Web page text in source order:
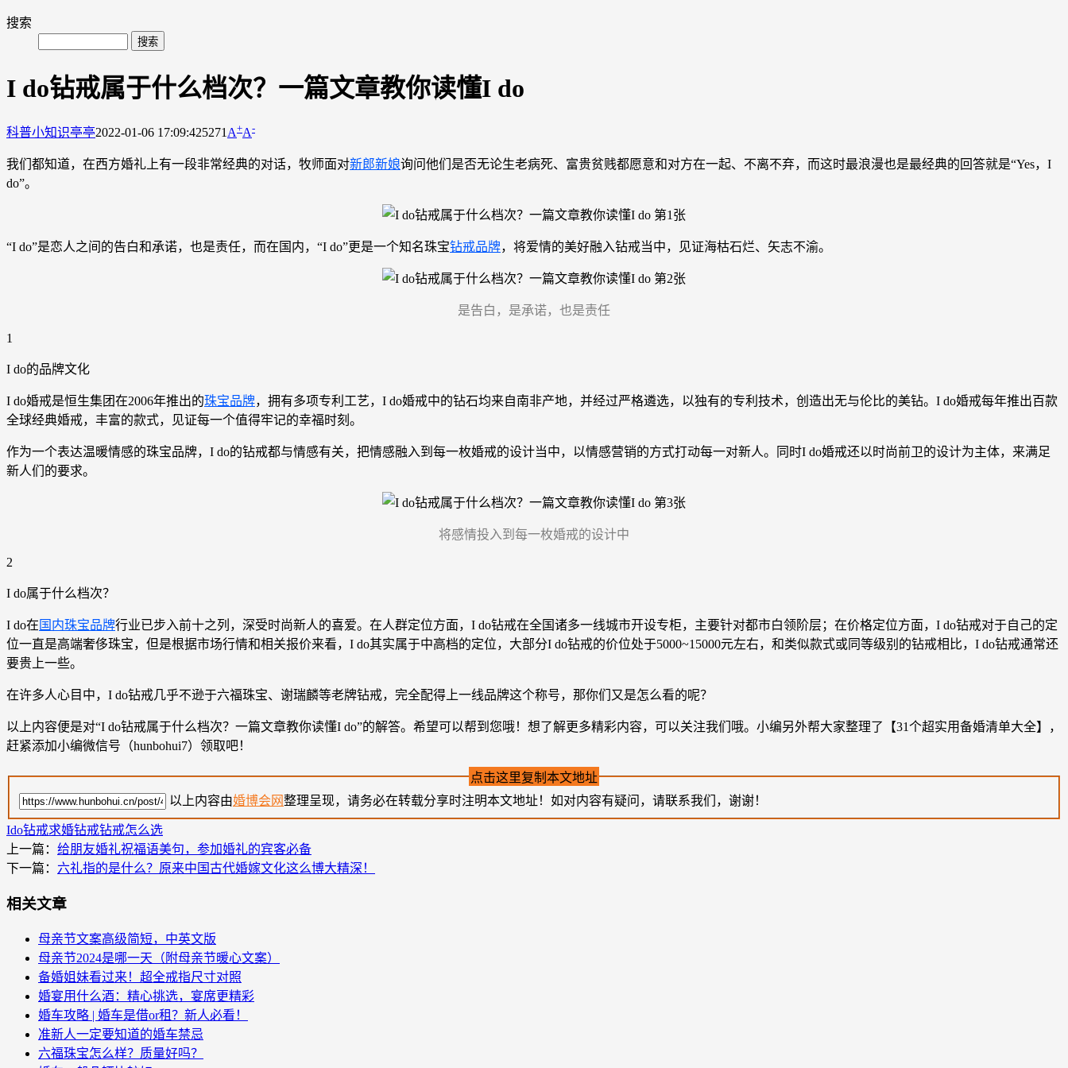
搜索
I do钻戒属于什么档次？一篇文章教你读懂I do
科普小知识亭亭2022-01-06 17:09:425271 A+A-
我们都知道，在西方婚礼上有一段非常经典的对话，牧师面对新郎新娘询问他们是否无论生老病死、富贵贫贱都愿意和对方在一起、不离不弃，而这时最浪漫也是最经典的回答就是“Yes，I
do”。
“I do”是恋人之间的告白和承诺，也是责任，而在国内，“I do”更是一个知名珠宝钻戒品牌，将爱情的美好融入钻戒当中，见证海枯石烂、矢志不渝。
是告白，是承诺，也是责任
1
I do的品牌文化
I do婚戒是恒生集团在2006年推出的珠宝品牌，拥有多项专利工艺，I do婚戒中的钻石均来自南非产地，并经过严格遴选，以独有的专利技术，创造出无与伦比的美钻。I do婚戒每年推出百款
全球经典婚戒，丰富的款式，见证每一个值得牢记的幸福时刻。
作为一个表达温暖情感的珠宝品牌，I do的钻戒都与情感有关，把情感融入到每一枚婚戒的设计当中，以情感营销的方式打动每一对新人。同时I do婚戒还以时尚前卫的设计为主体，来满足
新人们的要求。
将感情投入到每一枚婚戒的设计中
2
I do属于什么档次？
I do在 国内珠宝品牌行业已步入前十之列，深受时尚新人的喜爱。在人群定位方面，I do钻戒在全国诸多一线城市开设专柜，主要针对都市白领阶层；在价格定位方面，I do钻戒对于自己的定
位一直是高端奢侈珠宝，但是根据市场行情和相关报价来看，I do其实属于中高档的定位，大部分I do钻戒的价位处于5000~15000元左右，和类似款式或同等级别的钻戒相比，I do钻戒通常还
要贵上一些。
在许多人心目中，I do钻戒几乎不逊于六福珠宝、谢瑞麟等老牌钻戒，完全配得上一线品牌这个称号，那你们又是怎么看的呢？
以上内容便是对“I do钻戒属于什么档次？一篇文章教你读懂I do”的解答。希望可以帮到您哦！想了解更多精彩内容，可以关注我们哦。小编另外帮大家整理了【31个超实用备婚清单大全】，
赶紧添加小编微信号（hunbohui7）领取吧！
点击这里复制本文地址
以上内容由婚博会网整理呈现，请务必在转载分享时注明本文地址！如对内容有疑问，请联系我们，谢谢！
Ido钻戒求婚钻戒钻戒怎么选
上一篇： 给朋友婚礼祝福语美句，参加婚礼的宾客必备
下一篇： 六礼指的是什么？原来中国古代婚嫁文化这么博大精深！
相关文章
母亲节文案高级简短，中英文版
母亲节2024是哪一天（附母亲节暖心文案）
备婚姐妹看过来！超全戒指尺寸对照
婚宴用什么酒：精心挑选，宴席更精彩
婚车攻略 | 婚车是借or租？新人必看！
准新人一定要知道的婚车禁忌
六福珠宝怎么样？质量好吗？